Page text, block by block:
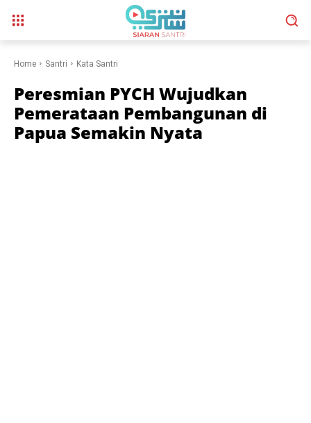
Home Santri Kata Santri
Peresmian PYCH Wujudkan
Pemerataan Pembangunan di
Papua Semakin Nyata